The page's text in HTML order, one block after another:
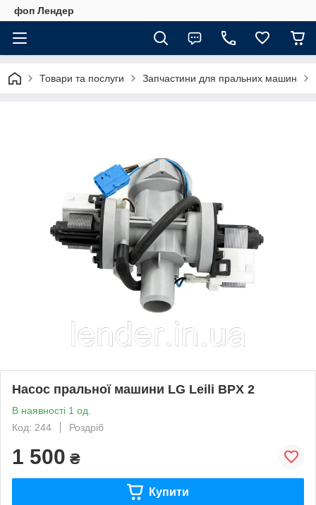
фоп Лендер
Товари та послуги Запчастини для пральних машин
Насос пральної машини LG Leili BPX 2
В наявності 1 од.
Код: 244
Роздріб
1 500 ₴
Купити